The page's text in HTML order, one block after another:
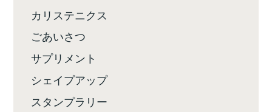
カリステニクス
ごあいさつ
サプリメント
シェイプアップ
スタンプラリー